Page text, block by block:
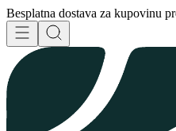
Besplatna dostava za kupovinu